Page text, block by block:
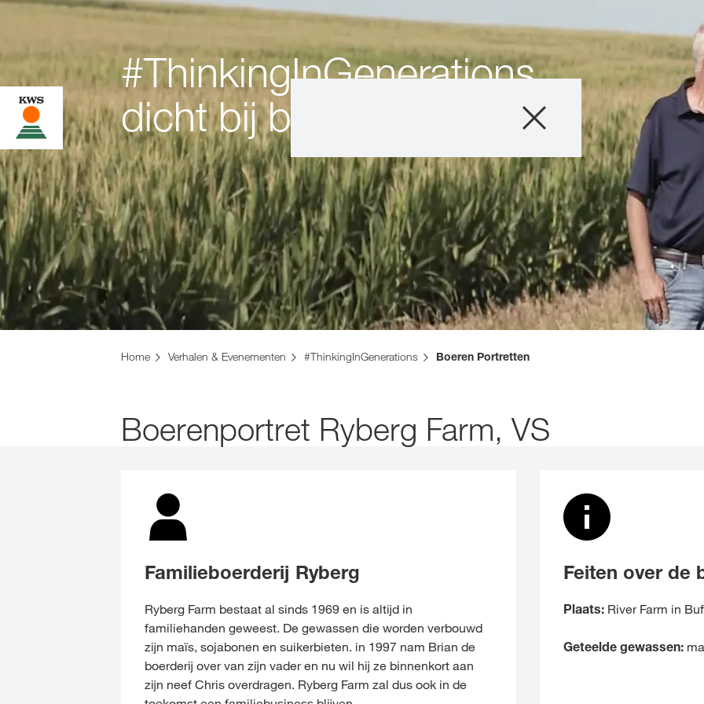
Producten
Advies
Verhalen &
Digitale Diensten
Over ons
KWS-groep
U bent op de KWS-website voor Nederland. Er bestaat een alternatieve webpagina in uw land voor deze pagina:
Home Verhalen & Evenementen #ThinkingInGenerations Boeren Portretten
#ThinkingInGenerations
dicht bij boeren
Boerenportret Ryberg Farm, VS
Familieboerderij Ryberg
Ryberg Farm bestaat al sinds 1969 en is altijd in
familiehanden geweest. De gewassen die worden verbouwd
zijn maïs, sojabonen en suikerbieten. in 1997 nam Brian de
boerderij over van zijn vader en nu wil hij ze binnenkort aan
zijn neef Chris overdragen. Ryberg Farm zal dus ook in de
Feiten over de
Plaats: River Farm in
Geteelde gewassen: